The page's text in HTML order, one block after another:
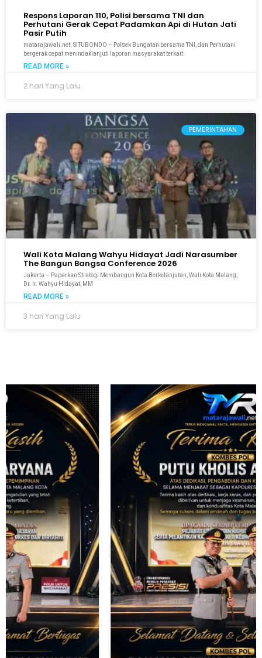
Respons Laporan 110, Polisi bersama TNI dan
Perhutani Gerak Cepat Padamkan Api di Hutan Jati
Pasir Putih
matarajawali.net; SITUBONDO – Polsek Bungatan bersama TNI, dan Perhutani
bergerak cepat menindaklanjuti laporan masyarakat terkait
READ MORE »
2 hari Yang Lalu
PEMERINTAHAN
Wali Kota Malang Wahyu Hidayat Jadi Narasumber
The Bangun Bangsa Conference 2026
Jakarta – Paparkan Strategi Membangun Kota Berkelanjutan, Wali Kota Malang,
Dr. Ir. Wahyu Hidayat, MM
READ MORE »
3 hari Yang Lalu